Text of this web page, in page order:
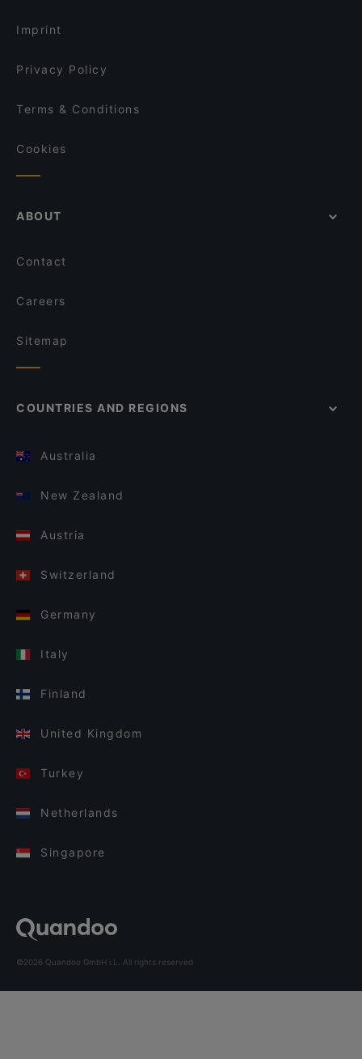
Imprint
Privacy Policy
Terms & Conditions
Cookies
ABOUT
Contact
Careers
Sitemap
COUNTRIES AND REGIONS
Australia
New Zealand
Austria
Switzerland
Germany
Italy
Finland
United Kingdom
Turkey
Netherlands
Singapore
©2026 Quandoo GmbH i.L. All rights reserved